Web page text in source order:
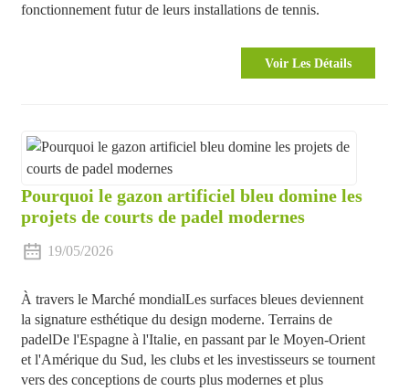
fonctionnement futur de leurs installations de tennis.
Voir Les Détails
Pourquoi le gazon artificiel bleu domine les
projets de courts de padel modernes
19/05/2026
À travers le Marché mondialLes surfaces bleues deviennent
la signature esthétique du design moderne. Terrains de
padelDe l'Espagne à l'Italie, en passant par le Moyen-Orient
et l'Amérique du Sud, les clubs et les investisseurs se tournent
vers des conceptions de courts plus modernes et plus